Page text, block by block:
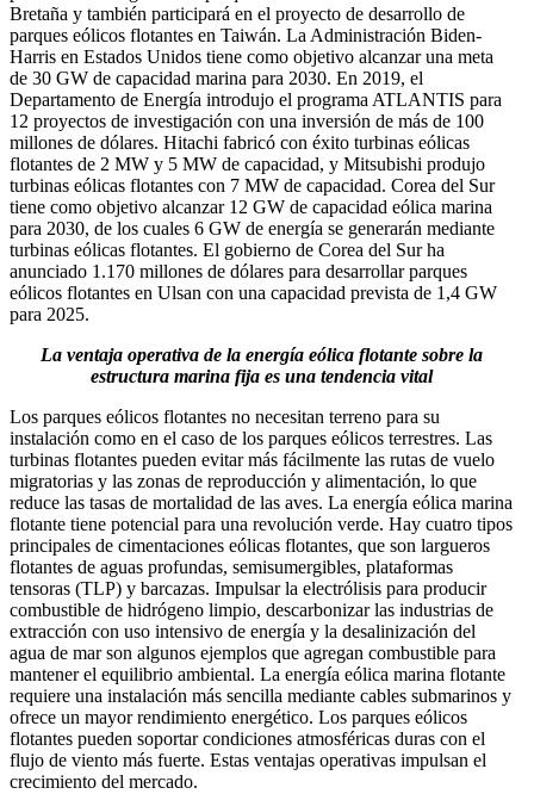
Bretaña y también participará en el proyecto de desarrollo de
parques eólicos flotantes en Taiwán. La Administración Biden-
Harris en Estados Unidos tiene como objetivo alcanzar una meta
de 30 GW de capacidad marina para 2030. En 2019, el
Departamento de Energía introdujo el programa ATLANTIS para
12 proyectos de investigación con una inversión de más de 100
millones de dólares. Hitachi fabricó con éxito turbinas eólicas
flotantes de 2 MW y 5 MW de capacidad, y Mitsubishi produjo
turbinas eólicas flotantes con 7 MW de capacidad. Corea del Sur
tiene como objetivo alcanzar 12 GW de capacidad eólica marina
para 2030, de los cuales 6 GW de energía se generarán mediante
turbinas eólicas flotantes. El gobierno de Corea del Sur ha
anunciado 1.170 millones de dólares para desarrollar parques
eólicos flotantes en Ulsan con una capacidad prevista de 1,4 GW
para 2025.
La ventaja operativa de la energía eólica flotante sobre la
estructura marina fija es una tendencia vital
Los parques eólicos flotantes no necesitan terreno para su
instalación como en el caso de los parques eólicos terrestres. Las
turbinas flotantes pueden evitar más fácilmente las rutas de vuelo
migratorias y las zonas de reproducción y alimentación, lo que
reduce las tasas de mortalidad de las aves. La energía eólica marina
flotante tiene potencial para una revolución verde. Hay cuatro tipos
principales de cimentaciones eólicas flotantes, que son largueros
flotantes de aguas profundas, semisumergibles, plataformas
tensoras (TLP) y barcazas. Impulsar la electrólisis para producir
combustible de hidrógeno limpio, descarbonizar las industrias de
extracción con uso intensivo de energía y la desalinización del
agua de mar son algunos ejemplos que agregan combustible para
mantener el equilibrio ambiental. La energía eólica marina flotante
requiere una instalación más sencilla mediante cables submarinos y
ofrece un mayor rendimiento energético. Los parques eólicos
flotantes pueden soportar condiciones atmosféricas duras con el
flujo de viento más fuerte. Estas ventajas operativas impulsan el
crecimiento del mercado.